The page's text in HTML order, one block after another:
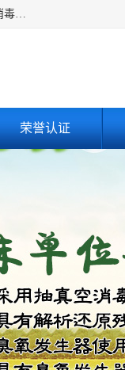
主营:医用空气消毒机，臭氧消空气毒机,循环风紫外线空气消毒机,臭氧发生器,低温烘干臭氧消毒柜,常温臭氧消毒柜,臭氧水消毒机,管道容器臭氧消毒机,内置式臭氧消毒机,外置式臭氧消毒机,床单位臭氧消毒器。医用工作服灭菌柜，医用拖鞋消毒柜,麻醉机内管路消毒机，呼吸机回路消毒机
荣誉认证